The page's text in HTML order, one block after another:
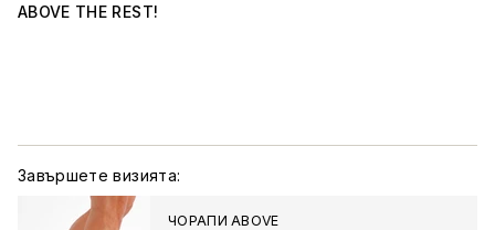
ABOVE THE REST!
Завършете визията:
ЧОРАПИ ABOVE